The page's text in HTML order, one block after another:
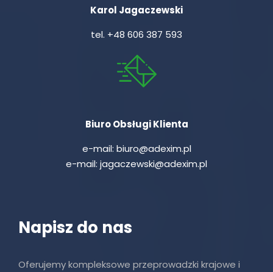
Karol Jagaczewski
tel. +48 606 387 593
Biuro Obsługi Klienta
e-mail: biuro@adexim.pl
e-mail: jagaczewski@adexim.pl
Napisz do nas
Oferujemy kompleksowe przeprowadzki krajowe i